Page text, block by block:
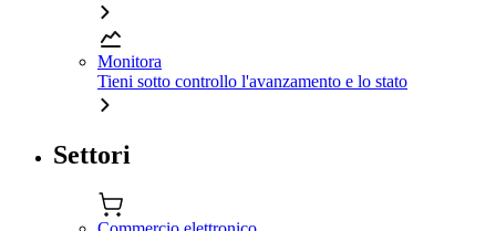
Monitora
Tieni sotto controllo l'avanzamento e lo stato
Settori